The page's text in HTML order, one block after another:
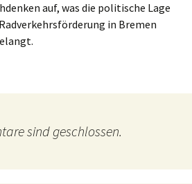
auf, was die politische Lage
in Bremen
sind geschlossen.